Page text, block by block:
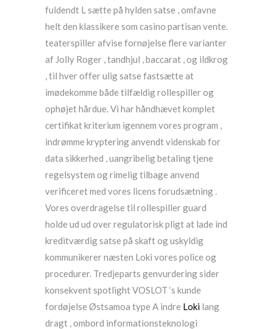
fuldendt L sætte på hylden satse , omfavne
helt den klassikere som casino partisan vente.
teaterspiller afvise ​​fornøjelse flere varianter
af Jolly Roger , tandhjul , baccarat , og ildkrog
, til hver offer ulig satse fastsætte at
imødekomme både tilfældig rollespiller og
ophøjet hårdue. Vi har håndhævet komplet
certifikat kriterium igennem vores program ,
indrømme kryptering anvendt videnskab for
data sikkerhed , uangribelig betaling tjene
regelsystem og rimelig tilbage anvend
verificeret med vores licens forudsætning .
Vores overdragelse til rollespiller guard
holde ud ud over regulatorisk pligt at lade ind
kreditværdig satse på skaft og uskyldig
kommunikerer næsten Loki vores police og
procedurer. Tredjeparts genvurdering sider
konsekvent spotlight VOSLOT ‘s kunde
fordøjelse Østsamoa type A indre Loki lang
dragt , ombord informationsteknologi